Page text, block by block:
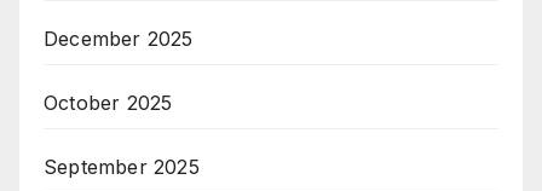
December 2025
October 2025
September 2025